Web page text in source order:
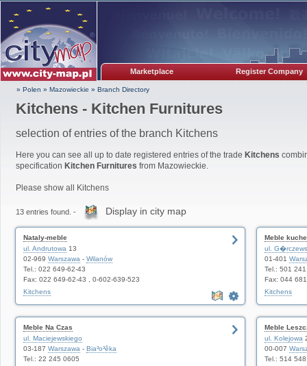
Marketplace Register Company
» Polen » Mazowieckie » Branch Directory
Kitchens - Kitchen Furnitures
selection of entries of the branch Kitchens
Here you can see all up to date registered entries of the trade Kitchens
specification Kitchen Furnitures from Mazowieckie.
Please show all Kitchens
13 entries found. - Display in city map
Nataly-meble
ul. Andrutowa 13
02-969 Warszawa - Wilanów
Tel.: 022 649-62-43
Fax: 022 649-62-43 , 0-602-639-523
Kitchens
Meble
ul.
01-401
Tel.: 501
Fax: 044
Kitchens
Meble Na Czas
ul. Maciejewskiego
03-187 Warszawa - Bia³o³êka
Tel.: 22 245 0605
Meble
ul. Kolejowa
00-007
Tel.: 514